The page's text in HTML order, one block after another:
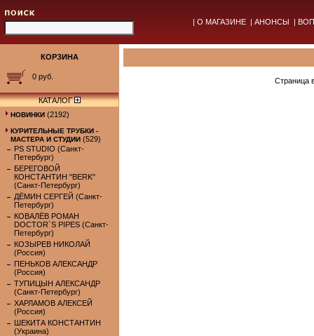
| О МАГАЗИНЕ | АНОНСЫ |
КОРЗИНА
0 руб.
КАТАЛОГ
НОВИНКИ (2192)
КУРИТЕЛЬНЫЕ ТРУБКИ -
МАСТЕРА И СТУДИИ (529)
PS STUDIO (Санкт-
Петербург)
БЕРЕГОВОЙ
КОНСТАНТИН "BERK"
(Санкт-Петербург)
ДЁМИН СЕРГЕЙ (Санкт-
Петербург)
КОВАЛЁВ РОМАН
DOCTOR`S PIPES (Санкт-
Петербург)
КОЗЫРЕВ НИКОЛАЙ
(Россия)
ПЕНЬКОВ АЛЕКСАНДР
(Россия)
ТУПИЦЫН АЛЕКСАНДР
(Санкт-Петербург)
ХАРЛАМОВ АЛЕКСЕЙ
(Россия)
ШЕКИТА КОНСТАНТИН
(Украина)
Страница